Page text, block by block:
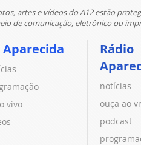
artes e vídeos do A12 estão
de comunicação, eletrônico ou
Aparecida
vivo
Rádio
notícias
ouça ao
podcast